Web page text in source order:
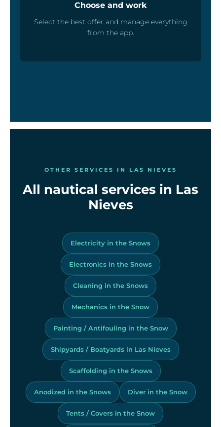
Choose and work
Select the best offer and manage everything
from the app.
OTHER SERVICES IN LAS NIEVES
All nautical services in Las
Nieves
Electricity in the Snows
Electronics in the Snows
Cleaning in the Snows
Mechanics in the Snow
Painting / Antifouling in the Snow
Shipyards / Boatyards in Las Nieves
Scaffolding in the Snows
Anodized in the Snows Diver in the Snow
Tents / Covers in the Snow